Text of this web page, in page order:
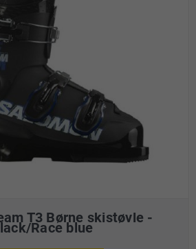
T3 Børne skistøvle -
Race blue